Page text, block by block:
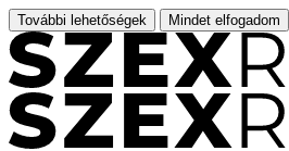
További lehetőségek Mindet elfogadom